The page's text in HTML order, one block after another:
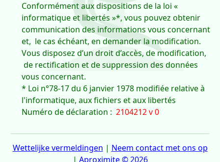
Conformément aux dispositions de la loi «
informatique et libertés »*, vous pouvez obtenir
communication des informations vous concernant
et, le cas échéant, en demander la modification.
Vous disposez d’un droit d’accès, de modification,
de rectification et de suppression des données
vous concernant.
* Loi n°78-17 du 6 janvier 1978 modifiée relative à
l'informatique, aux fichiers et aux libertés
Numéro de déclaration : 2104212 v 0
Wettelijke vermeldingen | Neem contact met ons op
| Aproximite © 2026